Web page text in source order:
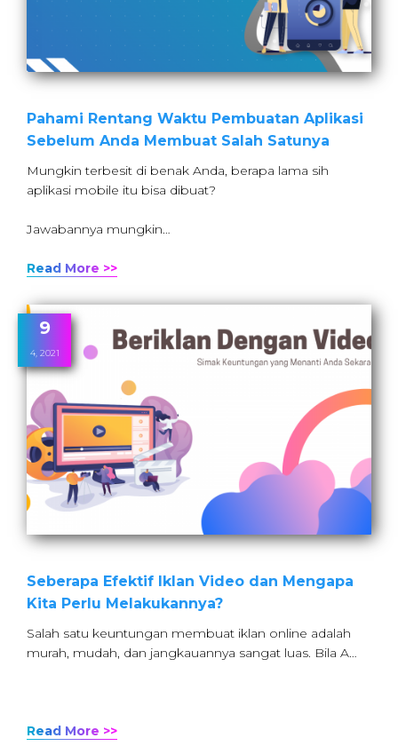
Pahami Rentang Waktu Pembuatan Aplikasi
Sebelum Anda Membuat Salah Satunya
Mungkin terbesit di benak Anda, berapa lama sih
aplikasi mobile itu bisa dibuat?
Jawabannya mungkin…
Read More >>
9
4, 2021
Seberapa Efektif Iklan Video dan Mengapa
Kita Perlu Melakukannya?
Salah satu keuntungan membuat iklan online adalah
murah, mudah, dan jangkauannya sangat luas. Bila A…
Read More >>